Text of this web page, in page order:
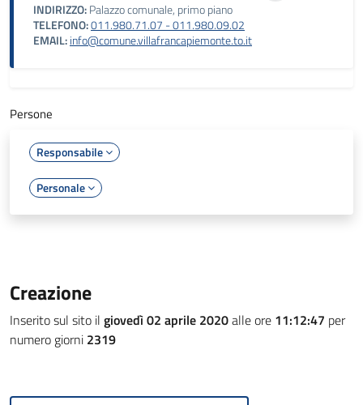
INDIRIZZO:Palazzo comunale, primo piano
TELEFONO:011.980.71.07 - 011.980.09.02
EMAIL:info@comune.villafrancapiemonte.to.it
Persone
Responsabile
Personale
Creazione
Inserito sul sito il giovedì 02 aprile 2020alle ore 11:12:47 per
numero giorni 2319